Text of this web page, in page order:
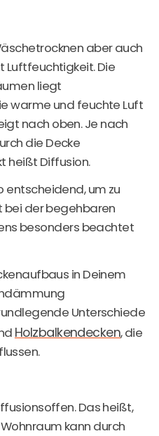
aber auch
Luftfeuchtigkeit. Die
liegt
warme und feuchte Luft
nach oben. Je nach
die Decke
heißt Diffusion.
entscheidend, um zu
bei der begehbaren
besonders beachtet
in Deinem
Unterschiede
Holzbalkendecken, die
Das heißt,
kann durch